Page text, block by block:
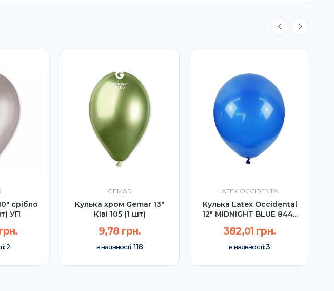
срібло
УП
2
GEMAR
Кулька хром Gemar 13"
Ківі 105 (1 шт)
9,78 грн.
в наявності:118
LATEX OCCIDENTAL
Кулька Latex Occidental
12" MIDNIGHT BLUE 844...
382,01 грн.
в наявності:3